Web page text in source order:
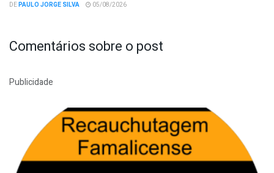
DEPAULO JORGE SILVA 05/08/2026
Comentários sobre o post
Publicidade